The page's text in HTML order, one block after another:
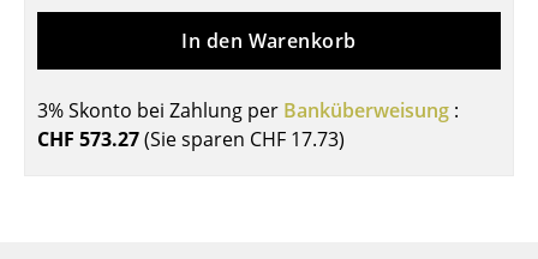
Einzelteile
... alle Tische
In den Warenkorb
3% Skonto bei Zahlung per Banküberweisung :
CHF 573.27(Sie sparen CHF 17.73)